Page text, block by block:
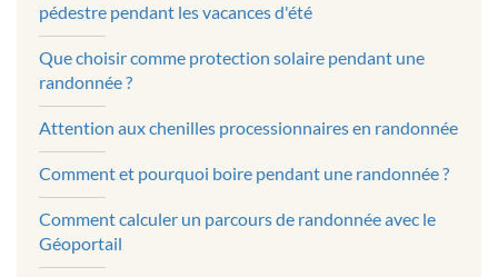
pédestre pendant les vacances d'été
Que choisir comme protection solaire pendant une
randonnée ?
Attention aux chenilles processionnaires en randonnée
Comment et pourquoi boire pendant une randonnée ?
Comment calculer un parcours de randonnée avec le
Géoportail